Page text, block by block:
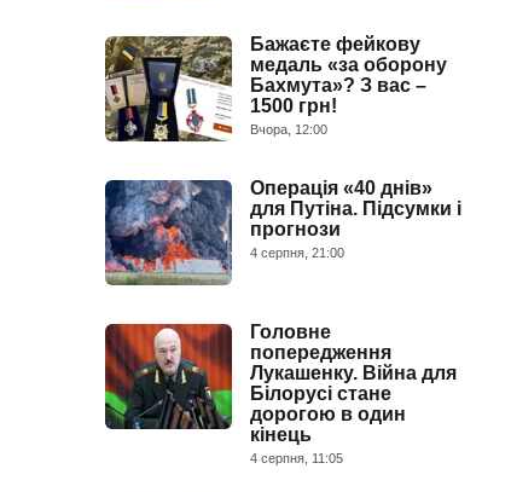
Бажаєте фейкову
медаль «за оборону
Бахмута»? З вас –
1500 грн!
Вчора, 12:00
Операція «40 днів»
для Путіна. Підсумки і
прогнози
4 серпня, 21:00
Головне
попередження
Лукашенку. Війна для
Білорусі стане
дорогою в один
кінець
4 серпня, 11:05